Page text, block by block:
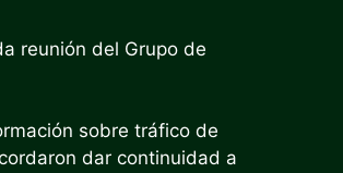
reunión del Grupo de
sobre tráfico de
dar continuidad a